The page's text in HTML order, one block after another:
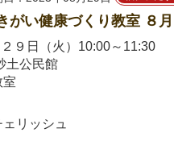
がい健康づくり教室 ８月
２９日（火）
土公民館
室
リッシュ